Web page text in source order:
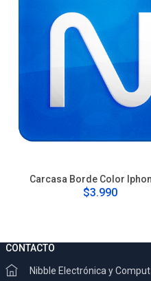
Carcasa Borde Color
$3.990
CONTACTO
Nibble Electrónica y